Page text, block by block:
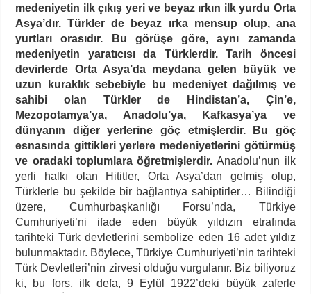
medeniyetin ilk çıkış yeri ve beyaz ırkın ilk yurdu Orta
Asya’dır. Türkler de beyaz ırka mensup olup, ana
yurtları orasıdır. Bu görüşe göre, aynı zamanda
medeniyetin yaratıcısı da Türklerdir. Tarih öncesi
devirlerde Orta Asya’da meydana gelen büyük ve
uzun kuraklık sebebiyle bu medeniyet dağılmış ve
sahibi olan Türkler de Hindistan’a, Çin’e,
Mezopotamya’ya, Anadolu’ya, Kafkasya’ya ve
dünyanın diğer yerlerine göç etmişlerdir. Bu göç
esnasında gittikleri yerlere medeniyetlerini götürmüş
ve oradaki toplumlara öğretmişlerdir.Anadolu’nun ilk
yerli halkı olan Hititler, Orta Asya’dan gelmiş olup,
Türklerle bu şekilde bir bağlantıya sahiptirler… Bilindiği
üzere, Cumhurbaşkanlığı Forsu’nda, Türkiye
Cumhuriyeti’ni ifade eden büyük yıldızın etrafında
tarihteki Türk devletlerini sembolize eden 16 adet yıldız
bulunmaktadır. Böylece, Türkiye Cumhuriyeti’nin tarihteki
Türk Devletleri’nin zirvesi olduğu vurgulanır. Biz biliyoruz
ki, bu fors, ilk defa, 9 Eylül 1922’deki büyük zaferle